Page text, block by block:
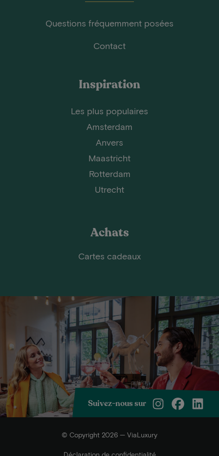
Questions fréquemment posées
Contact
Inspiration
Les plus populaires
Amsterdam
Anvers
Maastricht
Rotterdam
Utrecht
Achats
Cartes cadeaux
Suivez-nous sur
© Copyright 2026 — ViaLuxury
Déclaration de confidentialité